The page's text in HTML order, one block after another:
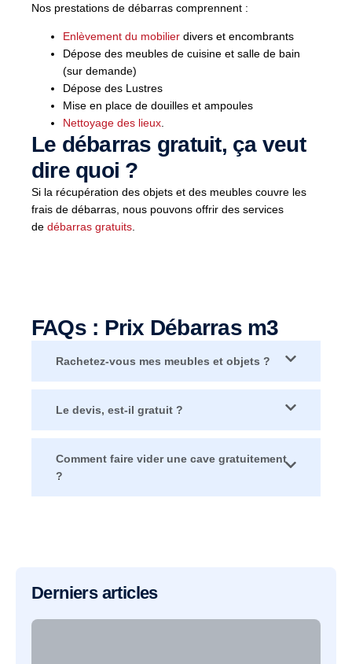
Nos prestations de débarras comprennent :
Enlèvement du mobilier divers et encombrants
Dépose des meubles de cuisine et salle de bain
(sur demande)
Dépose des Lustres
Mise en place de douilles et ampoules
Nettoyage des lieux.
Le débarras gratuit, ça veut
dire quoi ?
Si la récupération des objets et des meubles couvre les
frais de débarras, nous pouvons offrir des services
de débarras gratuits.
FAQs : Prix Débarras m3
Rachetez-vous mes meubles et objets ?
Le devis, est-il gratuit ?
Comment faire vider une cave gratuitement
?
Derniers articles